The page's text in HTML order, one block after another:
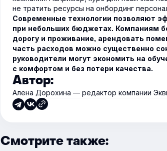
не тратить ресурсы на онбординг
Современные технологии позволяют
при небольших бюджетах. Компаниям
дорогу и проживание, арендовать
часть расходов можно существенно
руководители могут экономить на
с комфортом и без потери качества.
Автор:
Алена Дорохина — редактор компании
Смотрите также: